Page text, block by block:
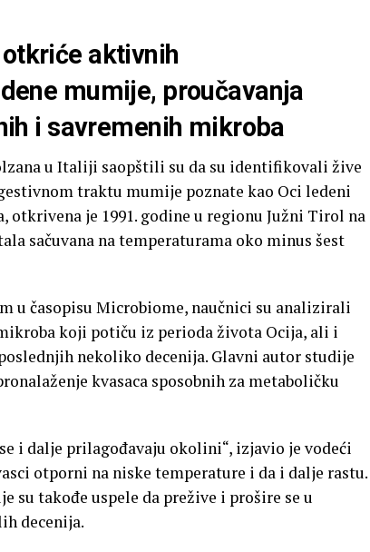
aktivnih
mumije, proučavanja
i savremenih mikroba
u Italiji saopštili su da su identifikovali žive
traktu mumije poznate kao Oci ledeni
otkrivena je 1991. godine u regionu Južni Tirol na
sačuvana na temperaturama oko minus šest
u časopisu Microbiome, naučnici su analizirali
koji potiču iz perioda života Ocija, ali i
nekoliko decenija. Glavni autor studije
kvasaca sposobnih za metaboličku
i dalje prilagođavaju okolini“, izjavio je vodeći
otporni na niske temperature i da i dalje rastu.
su takođe uspele da prežive i prošire se u
decenija.